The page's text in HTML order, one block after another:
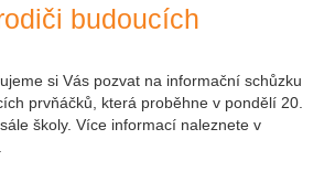
budoucích
si Vás pozvat na informační schůzku
prvňáčků, která proběhne v pondělí 20.
školy. Více informací naleznete v